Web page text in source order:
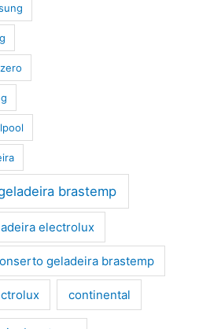
brastemp
electrolux
geladeira brastemp
continental